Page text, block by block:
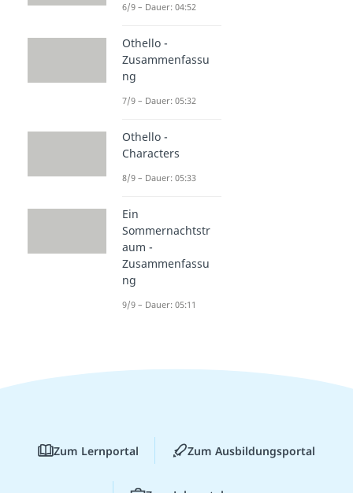
6/9 – Dauer: 04:52
Othello -
Zusammenfassu
ng
7/9 – Dauer: 05:32
Othello -
Characters
8/9 – Dauer: 05:33
Ein
Sommernachtstr
aum -
Zusammenfassu
ng
9/9 – Dauer: 05:11
Zum Lernportal Zum Ausbildungsportal